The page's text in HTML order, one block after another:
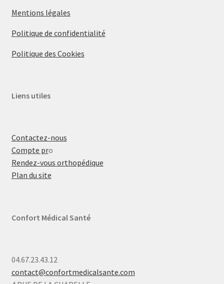
Mentions légales
Politique de confidentialité
Politique des Cookies
Liens utiles
Contactez-nous
Compte pro
Rendez-vous orthopédique
Plan du site
Confort Médical Santé
04.67.23.43.12
contact@confortmedicalsante.com